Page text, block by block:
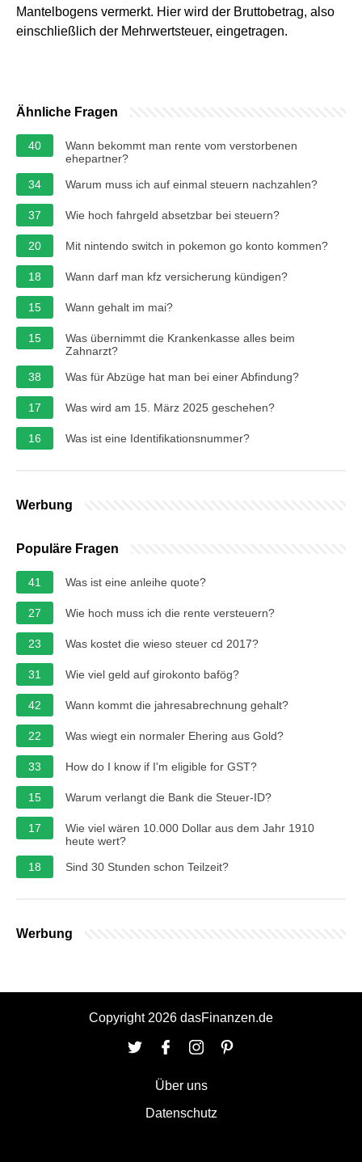
Mantelbogens vermerkt. Hier wird der Bruttobetrag, also
einschließlich der Mehrwertsteuer, eingetragen.
Ähnliche Fragen
40
Wann bekommt man rente vom verstorbenen
ehepartner?
34
Warum muss ich auf einmal steuern nachzahlen?
37 Wie hoch fahrgeld absetzbar bei steuern?
20 Mit nintendo switch in pokemon go konto kommen?
18 Wann darf man kfz versicherung kündigen?
15 Wann gehalt im mai?
15
Was übernimmt die Krankenkasse alles beim
Zahnarzt?
38
Was für Abzüge hat man bei einer Abfindung?
17 Was wird am 15. März 2025 geschehen?
16 Was ist eine Identifikationsnummer?
Werbung
Populäre Fragen
41 Was ist eine anleihe quote?
27 Wie hoch muss ich die rente versteuern?
23 Was kostet die wieso steuer cd 2017?
31 Wie viel geld auf girokonto bafög?
42 Wann kommt die jahresabrechnung gehalt?
22 Was wiegt ein normaler Ehering aus Gold?
33 How do I know if I'm eligible for GST?
15 Warum verlangt die Bank die Steuer-ID?
17
Wie viel wären 10.000 Dollar aus dem Jahr 1910
heute wert?
18
Sind 30 Stunden schon Teilzeit?
Werbung
Copyright 2026 dasFinanzen.de
Über uns
Datenschutz